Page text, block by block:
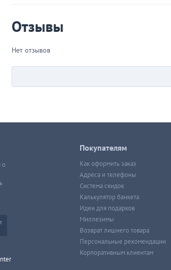
Отзывы
Нет отзывов
о
Покупателям
Как оформить заказ
Адреса и телефоны
Система скидок
Калькулятор банкета
Идеи для подарков
Миллезимы
Возврат лишнего товара
Персональные рекомендации
Корпоративным клиентам